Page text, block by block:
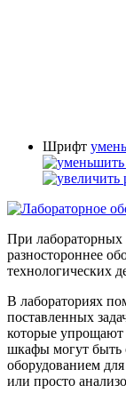
Шрифт
При лабораторных
разностороннее
технологических
В лабораториях
поставленных
которые упрощают
шкафы могут быть
оборудованием
или просто